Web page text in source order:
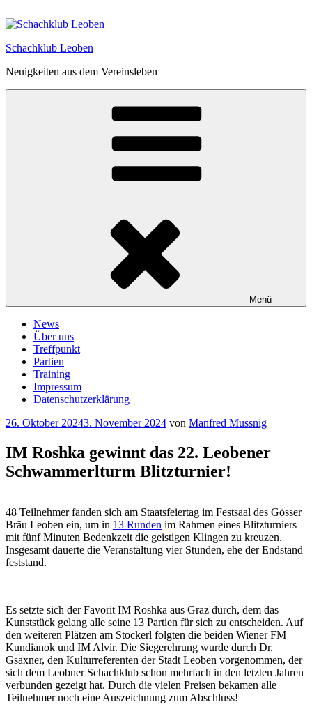
Inhalt
Schachklub Leoben
Neuigkeiten aus dem Vereinsleben
Menü
News
Über uns
Treffpunkt
Partien
Training
Impressum
Datenschutzerklärung
Veröffentlicht
26. Oktober 20243. November 2024 von Manfred Mussnig
IM Roshka gewinnt das 22. Leobener
Schwammerlturm Blitzturnier!
48 Teilnehmer fanden sich am Staatsfeiertag im Festsaal des Gösser
Bräu Leoben ein, um in 13 Runden im Rahmen eines Blitzturniers
mit fünf Minuten Bedenkzeit die geistigen Klingen zu kreuzen.
Insgesamt dauerte die Veranstaltung vier Stunden, ehe der Endstand
feststand.
Es setzte sich der Favorit IM Roshka aus Graz durch, dem das
Kunststück gelang alle seine 13 Partien für sich zu entscheiden. Auf
den weiteren Plätzen am Stockerl folgten die beiden Wiener FM
Kundianok und IM Alvir. Die Siegerehrung wurde durch Dr.
Gsaxner, den Kulturreferenten der Stadt Leoben vorgenommen, der
sich dem Leobner Schachklub schon mehrfach in den letzten Jahren
verbunden gezeigt hat. Durch die vielen Preisen bekamen alle
Teilnehmer noch eine Auszeichnung zum Abschluss!